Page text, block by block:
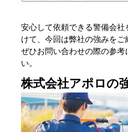
安心して依頼できる警備会社
けて、今回は弊社の強みをご
ぜひお問い合わせの際の参考
い。
株式会社アポロの